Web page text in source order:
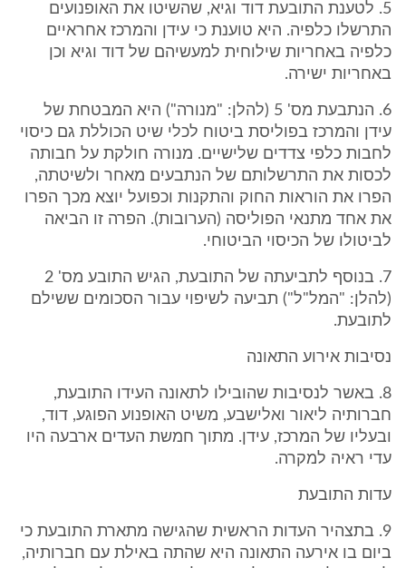
5. לטענת התובעת דוד וגיא, שהשיטו את האופנועים
התרשלו כלפיה. היא טוענת כי עידן והמרכז אחראיים
כלפיה באחריות שילוחית למעשיהם של דוד וגיא וכן
באחריות ישירה.
6. הנתבעת מס' 5 (להלן: "מנורה") היא המבטחת של
עידן והמרכז בפוליסת ביטוח לכלי שיט הכוללת גם כיסוי
לחבות כלפי צדדים שלישיים. מנורה חולקת על חבותה
לכסות את התרשלותם של הנתבעים מאחר ולשיטתה,
הפרו את הוראות החוק והתקנות וכפועל יוצא מכך הפרו
את אחד מתנאי הפוליסה (הערובות). הפרה זו הביאה
לביטולו של הכיסוי הביטוחי.
7. בנוסף לתביעתה של התובעת, הגיש התובע מס' 2
(להלן: "המל"ל") תביעה לשיפוי עבור הסכומים ששילם
לתובעת.
נסיבות אירוע התאונה
8. באשר לנסיבות שהובילו לתאונה העידו התובעת,
חברותיה ליאור ואלישבע, משיט האופנוע הפוגע, דוד,
ובעליו של המרכז, עידן. מתוך חמשת העדים ארבעה היו
עדי ראיה למקרה.
עדות התובעת
9. בתצהיר העדות הראשית שהגישה מתארת התובעת כי
ביום בו אירעה התאונה היא שהתה באילת עם חברותיה,